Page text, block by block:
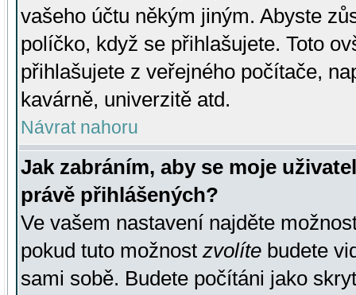
vašeho účtu někým jiným. Abyste
políčko, když se přihlašujete. Toto
přihlašujete z veřejného počítače,
kavárně, univerzitě atd.
Návrat nahoru
Jak zabráním, aby se moje
právě přihlášených?
Ve vašem nastavení najděte
pokud tuto možnost zvolíte budete
sami sobě. Budete počítáni jako